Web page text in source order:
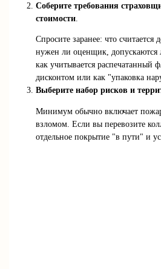
Соберите требования
стоимости
Спросите заранее: что считается
нужен ли оценщик, допускаются
как учитывается распечатанный
дисконтом или как "упаковка
Выберите набор рисков и
Минимум обычно включает
взломом. Если вы перевозите
отдельное покрытие "в пути" и